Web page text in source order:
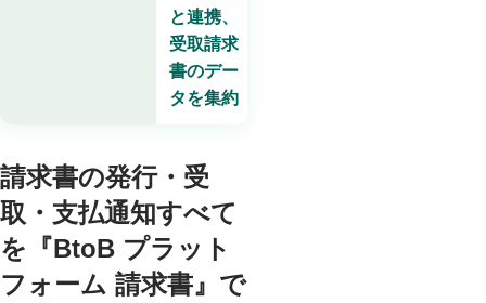
と連携、
受取請求
書のデー
タを集約
請求書の発行・受
取・支払通知すべて
を『BtoB プラット
フォーム 請求書』で